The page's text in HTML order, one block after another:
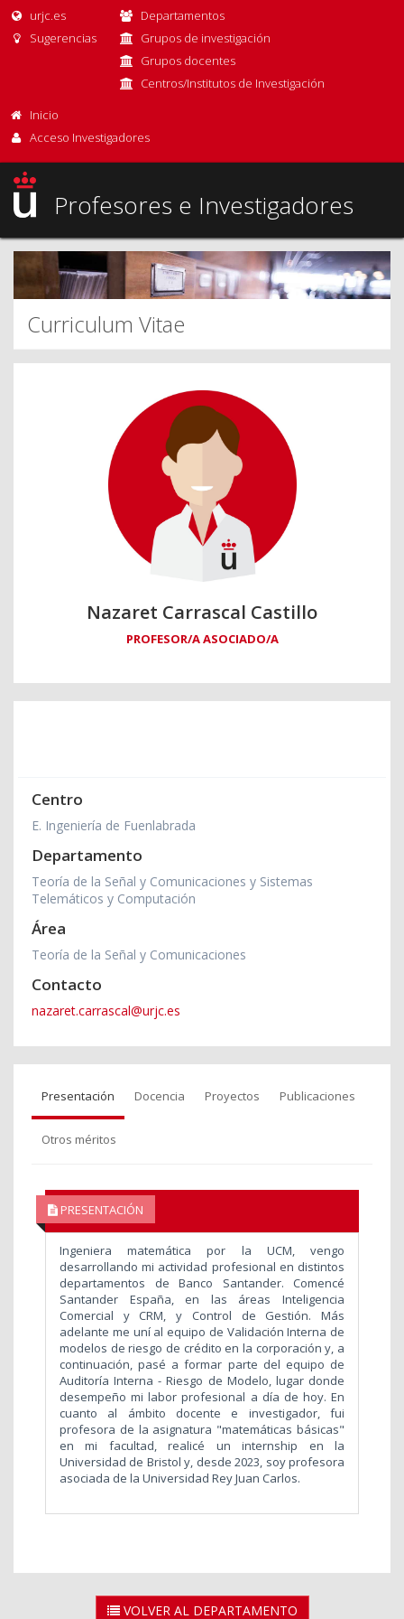
urjc.es
Sugerencias
Departamentos
Grupos de investigación
Grupos docentes
Centros/Institutos de Investigación
Inicio
Acceso Investigadores
Profesores e Investigadores
Curriculum Vitae
Nazaret Carrascal Castillo
PROFESOR/A ASOCIADO/A
Centro
E. Ingeniería de Fuenlabrada
Departamento
Teoría de la Señal y Comunicaciones y Sistemas
Telemáticos y Computación
Área
Teoría de la Señal y Comunicaciones
Contacto
nazaret.carrascal@urjc.es
Presentación Docencia Proyectos Publicaciones
Otros méritos
PRESENTACIÓN
Ingeniera matemática por la UCM, vengo
desarrollando mi actividad profesional en distintos
departamentos de Banco Santander. Comencé
Santander España, en las áreas Inteligencia
Comercial y CRM, y Control de Gestión. Más
adelante me uní al equipo de Validación Interna de
modelos de riesgo de crédito en la corporación y, a
continuación, pasé a formar parte del equipo de
Auditoría Interna - Riesgo de Modelo, lugar donde
desempeño mi labor profesional a día de hoy. En
cuanto al ámbito docente e investigador, fui
profesora de la asignatura "matemáticas básicas"
en mi facultad, realicé un internship en la
Universidad de Bristol y, desde 2023, soy profesora
asociada de la Universidad Rey Juan Carlos.
VOLVER AL DEPARTAMENTO